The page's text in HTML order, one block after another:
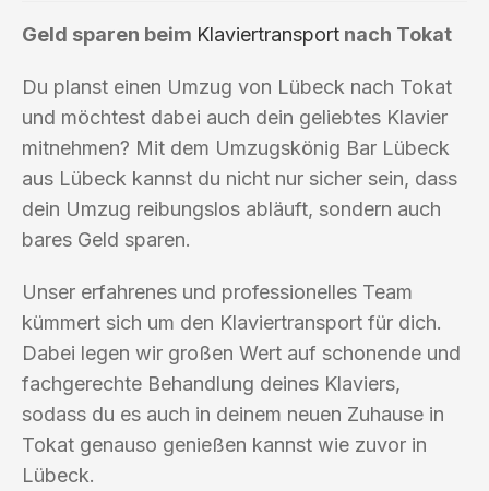
Geld sparen beim Klaviertransport nach Tokat
Du planst einen Umzug von Lübeck nach Tokat
und möchtest dabei auch dein geliebtes Klavier
mitnehmen? Mit dem Umzugskönig Bar Lübeck
aus Lübeck kannst du nicht nur sicher sein, dass
dein Umzug reibungslos abläuft, sondern auch
bares Geld sparen.
Unser erfahrenes und professionelles Team
kümmert sich um den Klaviertransport für dich.
Dabei legen wir großen Wert auf schonende und
fachgerechte Behandlung deines Klaviers,
sodass du es auch in deinem neuen Zuhause in
Tokat genauso genießen kannst wie zuvor in
Lübeck.